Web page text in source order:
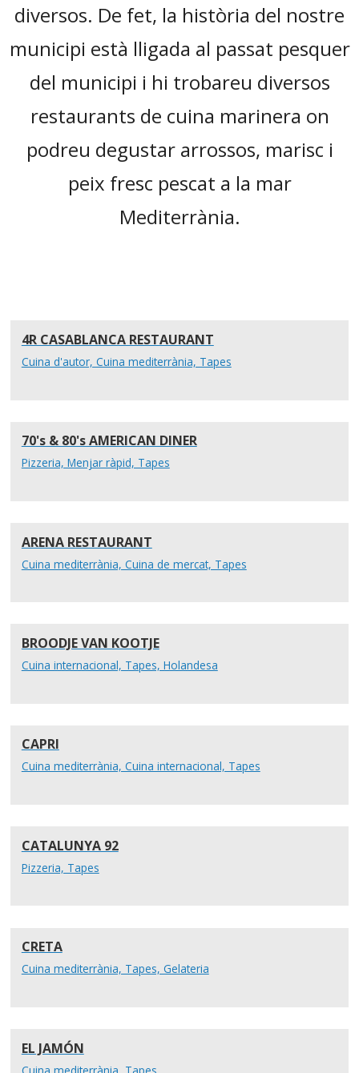
diversos. De fet, la història del nostre
municipi està lligada al passat pesquer
del municipi i hi trobareu diversos
restaurants de cuina marinera on
podreu degustar arrossos, marisc i
peix fresc pescat a la mar
Mediterrània.
4R CASABLANCA RESTAURANT
Cuina d'autor, Cuina mediterrània, Tapes
70's & 80's AMERICAN DINER
Pizzeria, Menjar ràpid, Tapes
ARENA RESTAURANT
Cuina mediterrània, Cuina de mercat, Tapes
BROODJE VAN KOOTJE
Cuina internacional, Tapes, Holandesa
CAPRI
Cuina mediterrània, Cuina internacional, Tapes
CATALUNYA 92
Pizzeria, Tapes
CRETA
Cuina mediterrània, Tapes, Gelateria
EL JAMÓN
Cuina mediterrània, Tapes